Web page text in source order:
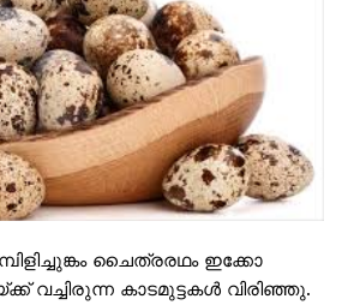
ചൈത്രരഥം ഇക്കോ
വച്ചിരുന്ന കാടമുട്ടകൾ വിരിഞ്ഞു.